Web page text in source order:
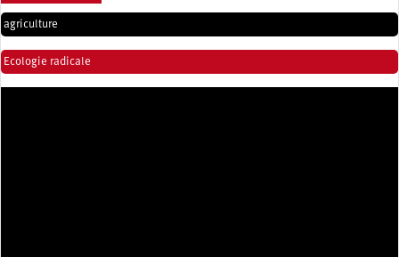
agriculture
Ecologie radicale